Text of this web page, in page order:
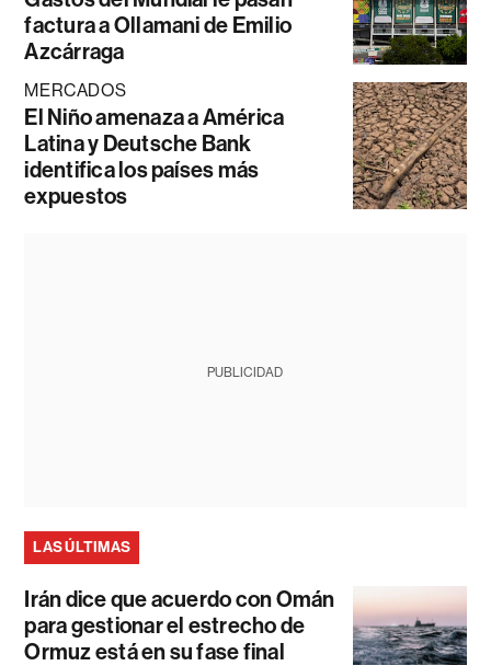
factura a Ollamani de Emilio
Azcárraga
MERCADOS
El Niño amenaza a América
Latina y Deutsche Bank
identifica los países más
expuestos
PUBLICIDAD
LAS ÚLTIMAS
Irán dice que acuerdo con Omán
para gestionar el estrecho de
Ormuz está en su fase final